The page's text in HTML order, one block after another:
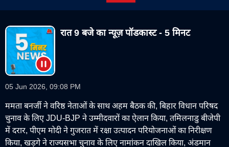
रात 9 बजे का न्यूज़ पॉडकास्ट - 5 मिनट
05 Jun 2026, 09:08 PM
ममता बनर्जी ने वरिष्ठ नेताओं के साथ अहम बैठक की, बिहार विधान परिषद
चुनाव के लिए JDU-BJP ने उम्मीदवारों का ऐलान किया, तमिलनाडु बीजेपी
में दरार, पीएम मोदी ने गुजरात में रक्षा उत्पादन परियोजनाओं का निरीक्षण
किया, खड़गे ने राज्यसभा चुनाव के लिए नामांकन दाखिल किया, अंडमान